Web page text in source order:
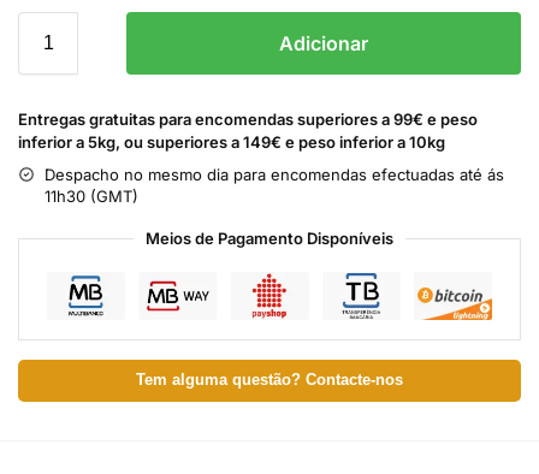
Adicionar
Entregas gratuitas para encomendas superiores a 99€ e peso
inferior a 5kg, ou superiores a 149€ e peso inferior a 10kg
Despacho no mesmo dia para encomendas efectuadas até ás
11h30 (GMT)
Meios de Pagamento Disponíveis
Tem alguma questão? Contacte-nos